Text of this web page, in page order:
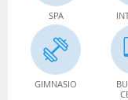
SPA
GIMNASIO